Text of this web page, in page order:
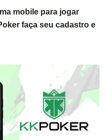
mobile para jogar
faça seu cadastro e